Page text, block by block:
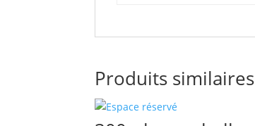
Produits similaires